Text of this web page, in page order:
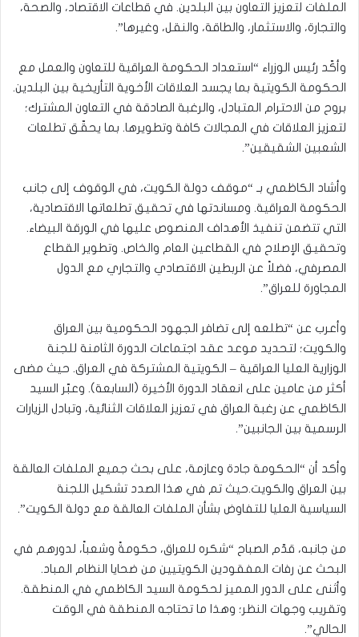
الملفات لتعزيز التعاون بين البلدين. في قطاعات الاقتصاد، والصحة،
والتجارة، والاستثمار، والطاقة، والنقل، وغيرها”.
وأكّد رئيس الوزراء “استعداد الحكومة العراقية للتعاون والعمل مع
الحكومة الكويتية بما يجسد العلاقات الأخوية التأريخية بين البلدين.
بروح من الاحترام المتبادل، والرغبة الصادقة في التعاون المشترك؛
لتعزيز العلاقات في المجالات كافة وتطويرها. بما يحقّق تطلعات
الشعبين الشقيقين”.
وأشاد الكاظمي بـ “موقف دولة الكويت، في الوقوف إلى جانب
الحكومة العراقية. ومساندتها في تحقيق تطلعاتها الاقتصادية،
التي تتضمن تنفيذ الأهداف المنصوص عليها في الورقة البيضاء.
وتحقيق الإصلاح في القطاعين العام والخاص. وتطوير القطاع
المصرفي، فضلاً عن الربطين الاقتصادي والتجاري مع الدول
المجاورة للعراق”.
وأعرب عن “تطلعه إلى تضافر الجهود الحكومية بين العراق
والكويت؛ لتحديد موعد عقد اجتماعات الدورة الثامنة للجنة
الوزارية العليا العراقية – الكويتية المشتركة في العراق. حيث مضى
أكثر من عامين على انعقاد الدورة الأخيرة (السابعة). وعبّر السيد
الكاظمي عن رغبة العراق في تعزيز العلاقات الثنائية، وتبادل الزيارات
الرسمية بين الجانبين”.
وأكد أن “الحكومة جادة وعازمة، على بحث جميع الملفات العالقة
بين العراق والكويت.حيث تم في هذا الصدد تشكيل اللجنة
السياسية العليا للتفاوض بشأن الملفات العالقة مع دولة الكويت”.
من جانبه، قدّم الصباح “شكره للعراق، حكومةً وشعباً، لدورهم في
البحث عن رفات المفقودين الكويتيين من ضحايا النظام المباد.
وأثنى على الدور المميز لحكومة السيد الكاظمي في المنطقة.
وتقريب وجهات النظر؛ وهذا ما تحتاجه المنطقة في الوقت
الحالي”.